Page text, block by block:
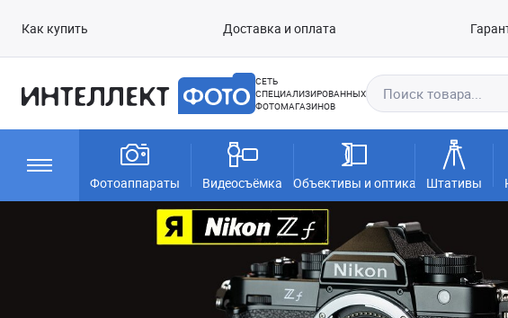
Как купить Доставка и оплата
СЕТЬ
СПЕЦИАЛИЗИРОВАННЫХ
ФОТОМАГАЗИНОВ
Фотоаппараты Видеосъёмка Объективы и оптика Штативы